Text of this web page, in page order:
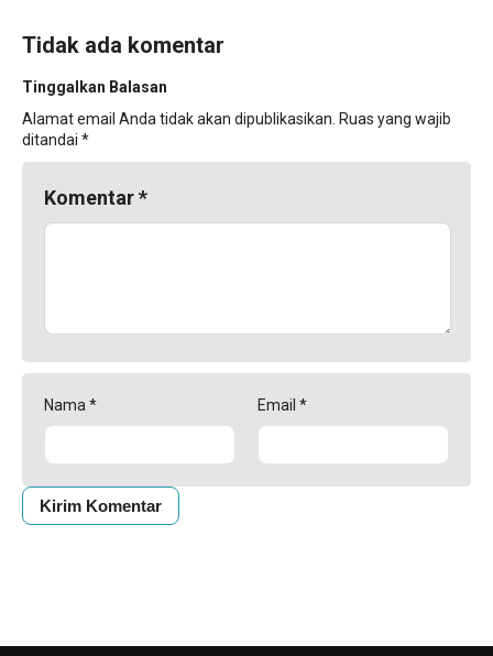
Tidak ada komentar
Tinggalkan Balasan
Alamat email Anda tidak akan dipublikasikan. Ruas yang wajib
ditandai *
Komentar*
Nama * Email *